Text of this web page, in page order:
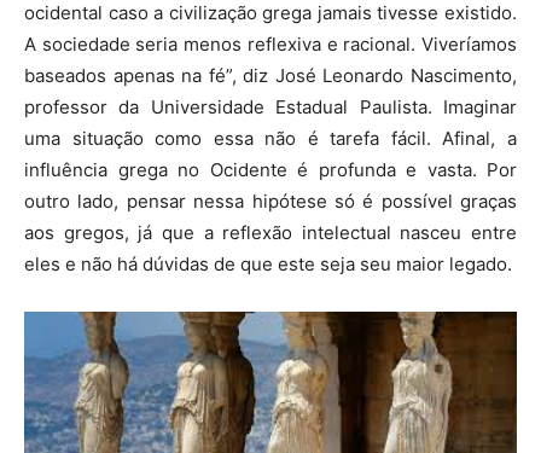
ocidental caso a civilização grega jamais tivesse existido.
A sociedade seria menos reflexiva e racional. Viveríamos
baseados apenas na fé”, diz José Leonardo Nascimento,
professor da Universidade Estadual Paulista. Imaginar
uma situação como essa não é tarefa fácil. Afinal, a
influência grega no Ocidente é profunda e vasta. Por
outro lado, pensar nessa hipótese só é possível graças
aos gregos, já que a reflexão intelectual nasceu entre
eles e não há dúvidas de que este seja seu maior legado.